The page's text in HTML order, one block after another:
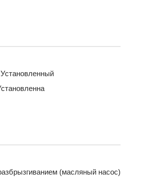
Установленный
(масляный насос)